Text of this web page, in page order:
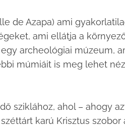
de Azapa) ami
ami ellátja a
archeológiai múzeum,
múmiáit is meg lehet
sziklához, ahol – ahogy
karú Krisztus szobor